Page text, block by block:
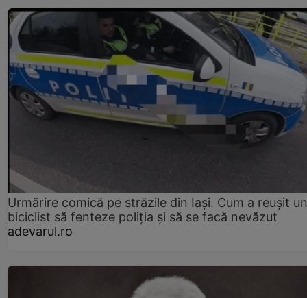
Urmărire comică pe străzile din Iași. Cum a reușit un
biciclist să fenteze poliția și să se facă nevăzut
adevarul.ro